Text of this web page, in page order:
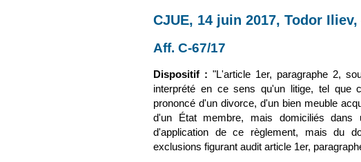
CJUE, 14 juin 2017, Todor
Aff. C-67/17
Dispositif : "L'article 1er, paragraphe 2,
interprété en ce sens qu'un litige, tel que
prononcé d'un divorce, d'un bien meuble
d'un État membre, mais domiciliés
d'application de ce règlement, mais du
exclusions figurant audit article 1er,